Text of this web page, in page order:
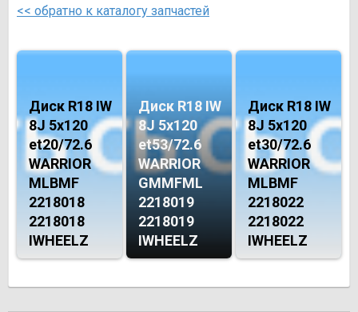
<< обратно к каталогу запчастей
Диск R18 IW
8J 5х120
et20/72.6
WARRIOR
MLBMF
2218018
2218018
IWHEELZ
Диск R18 IW
8J 5х120
et53/72.6
WARRIOR
GMMFML
2218019
2218019
IWHEELZ
Диск R18 IW
8J 5х120
et30/72.6
WARRIOR
MLBMF
2218022
2218022
IWHEELZ